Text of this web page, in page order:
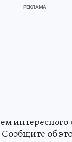
Сообщите об